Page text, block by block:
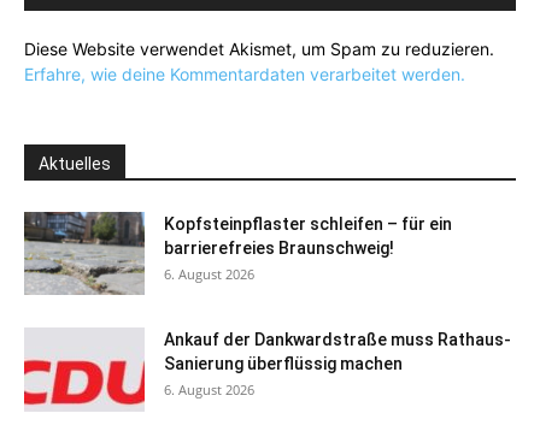
Diese Website verwendet Akismet, um Spam zu reduzieren.
Erfahre, wie deine Kommentardaten verarbeitet werden.
Aktuelles
Kopfsteinpflaster schleifen – für ein
barrierefreies Braunschweig!
6. August 2026
Ankauf der Dankwardstraße muss Rathaus-
Sanierung überflüssig machen
6. August 2026